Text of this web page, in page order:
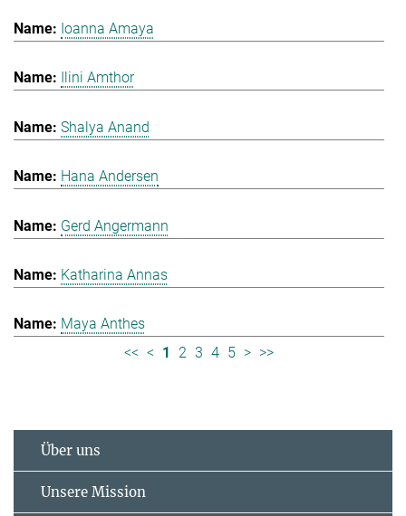
Ioanna Amaya
Ilini Amthor
Shalya Anand
Hana Andersen
Gerd Angermann
Katharina Annas
Maya Anthes
<< < 1 2 3 4 5 > >>
Über uns
Unsere Mission